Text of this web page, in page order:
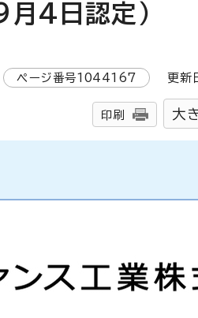
月4日認定）
ページ番号1044167 更新
印刷 大